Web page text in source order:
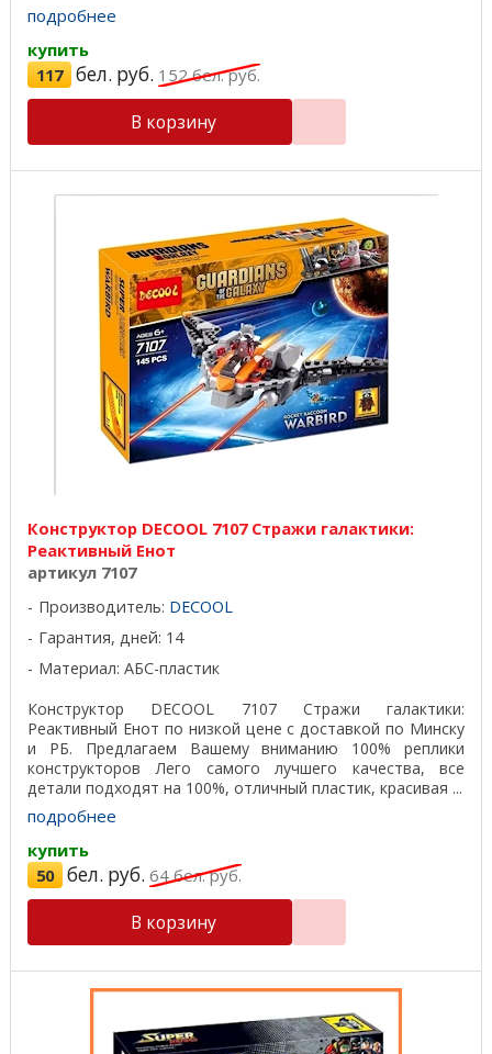
подробнее
купить
117 бел. руб. 152бел. руб.
В корзину
Конструктор DECOOL 7107 Стражи галактики:
Реактивный Енот
артикул 7107
Производитель: DECOOL
Гарантия, дней: 14
Материал: АБС-пластик
Конструктор DECOOL 7107 Стражи галактики:
Реактивный Енот по низкой цене с доставкой по Минску
и РБ. Предлагаем Вашему вниманию 100% реплики
конструкторов Лего самого лучшего качества, все
детали подходят на 100%, отличный пластик, красивая ...
подробнее
купить
50 бел. руб. 64бел. руб.
В корзину